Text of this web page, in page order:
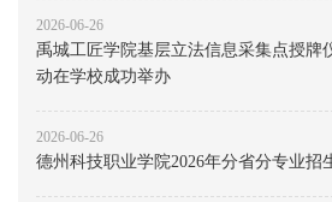
2026-06-26
禹城工匠学院基层立法信息采集点授牌
动在学校成功举办
2026-06-26
德州科技职业学院2026年分省分专业招